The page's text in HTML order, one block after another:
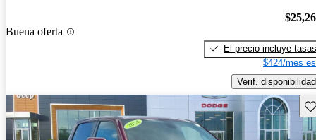
Buena oferta
El precio incluye tasas
$424/mes
Verif. disponibilidad